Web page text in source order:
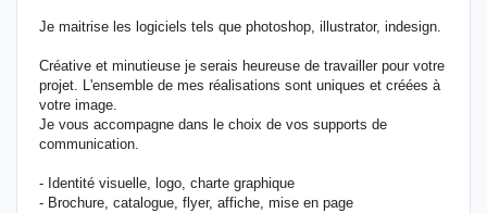
Je maitrise les logiciels tels que photoshop, illustrator, indesign.
Créative et minutieuse je serais heureuse de travailler pour votre
projet. L'ensemble de mes réalisations sont uniques et créées à
votre image.
Je vous accompagne dans le choix de vos supports de
communication.
- Identité visuelle, logo, charte graphique
- Brochure, catalogue, flyer, affiche, mise en page